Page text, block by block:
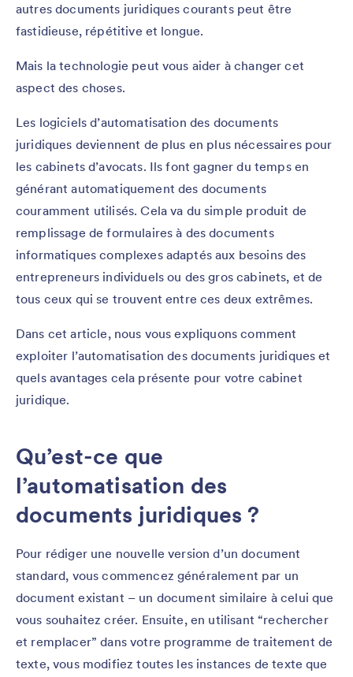
autres documents juridiques courants peut être
fastidieuse, répétitive et longue.
Mais la technologie peut vous aider à changer cet
aspect des choses.
Les logiciels d’automatisation des documents
juridiques deviennent de plus en plus nécessaires pour
les cabinets d’avocats. Ils font gagner du temps en
générant automatiquement des documents
couramment utilisés. Cela va du simple produit de
remplissage de formulaires à des documents
informatiques complexes adaptés aux besoins des
entrepreneurs individuels ou des gros cabinets, et de
tous ceux qui se trouvent entre ces deux extrêmes.
Dans cet article, nous vous expliquons comment
exploiter l’automatisation des documents juridiques et
quels avantages cela présente pour votre cabinet
juridique.
Qu’est-ce que
l’automatisation des
documents juridiques ?
Pour rédiger une nouvelle version d’un document
standard, vous commencez généralement par un
document existant – un document similaire à celui que
vous souhaitez créer. Ensuite, en utilisant “rechercher
et remplacer” dans votre programme de traitement de
texte, vous modifiez toutes les instances de texte que